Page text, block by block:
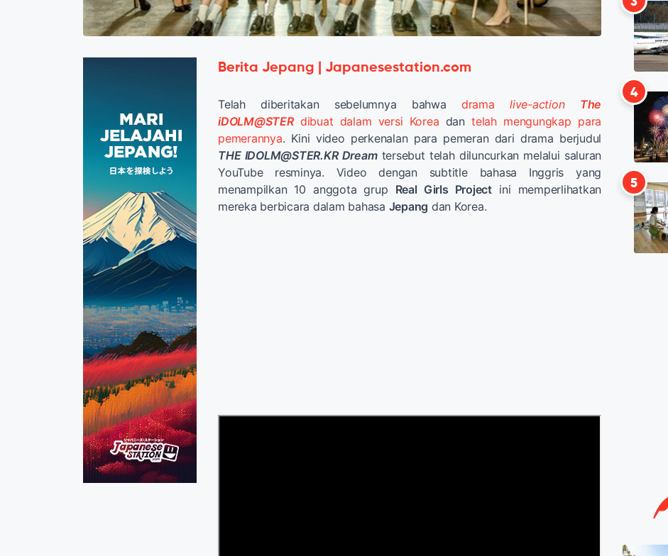
Berita Jepang | Japanesestation.com
Telah diberitakan sebelumnya bahwa dramalive-action The
iDOLM@STERdibuat dalam versi Korea dantelah mengungkap para
pemerannya. Kini video perkenalan para pemeran dari drama berjudul
THE IDOLM@STER.KRDreamtersebut telah diluncurkan melalui saluran
YouTube resminya. Video dengan subtitle bahasa Inggris yang
menampilkan 10 anggota grup Real Girls Projectini memperlihatkan
mereka berbicara dalam bahasa Jepang dan Korea.
4
5